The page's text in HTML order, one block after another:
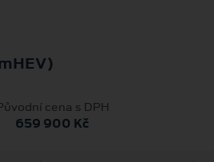
cena s DPH
659 900 Kč